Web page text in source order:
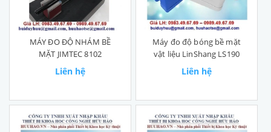
MÁY ĐO ĐỘ NHÁM BỀ
MẶT JIMTEC 8102
Liên hệ
Máy đo độ bóng bề mặt
vật liệu LinShang LS190
Liên hệ